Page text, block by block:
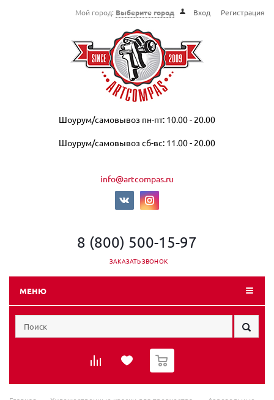
Мой город: Выберите город Вход Регистрация
Шоурум/самовывоз пн-пт: 10.00 - 20.00
Шоурум/самовывоз сб-вс: 11.00 - 20.00
info@artcompas.ru
8 (800) 500-15-97
ЗАКАЗАТЬ ЗВОНОК
МЕНЮ
0